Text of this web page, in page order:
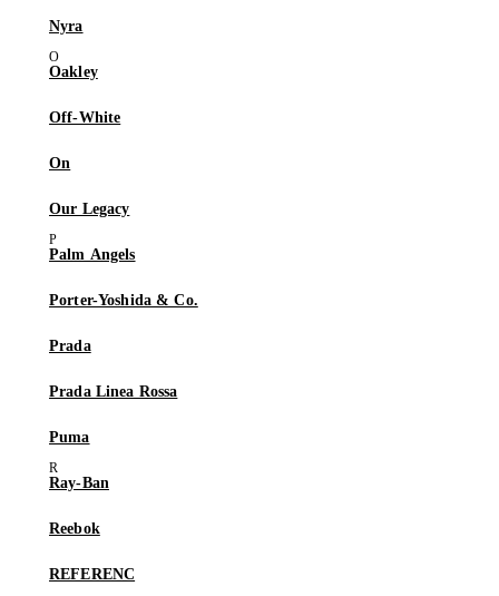
Nyra
Oakley
Off-White
On
Our Legacy
Palm Angels
Porter-Yoshida & Co.
Prada
Prada Linea Rossa
Puma
Ray-Ban
Reebok
REFERENC